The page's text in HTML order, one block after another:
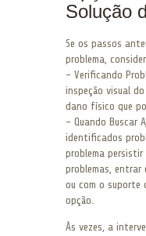
Solução
Se os passos
problema,
– Verificando
inspeção visual
dano físico que
– Quando Buscar
identificados
problema persistir
problemas,
ou com o suporte
opção.
Às vezes, a